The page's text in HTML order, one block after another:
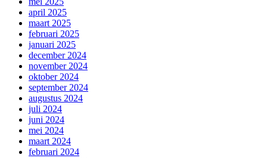
april 2025
maart 2025
februari 2025
januari 2025
december 2024
november 2024
oktober 2024
september 2024
augustus 2024
juli 2024
juni 2024
mei 2024
maart 2024
februari 2024